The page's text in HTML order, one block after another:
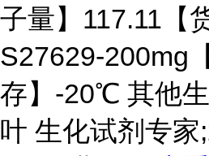
子量】117.11【
S27629-200mg
存】-20℃ 其他
叶 生化试剂专